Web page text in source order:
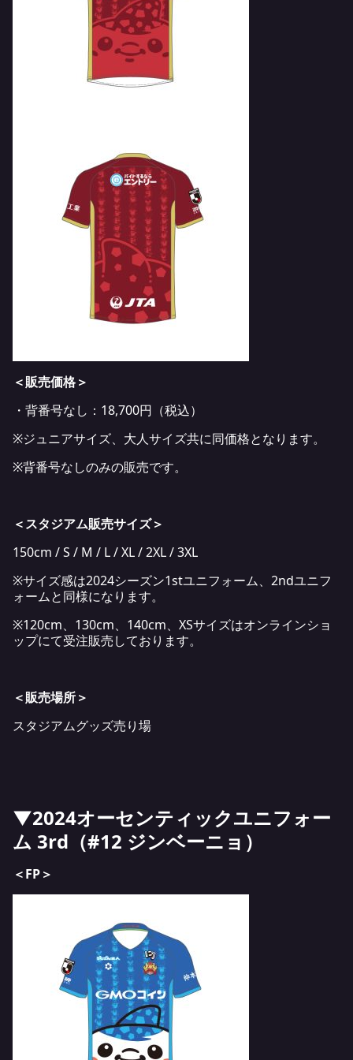
＜販売価格＞
・背番号なし：18,700円（税込）
※ジュニアサイズ、大人サイズ共に同価格となります。
※背番号なしのみの販売です。
＜スタジアム販売サイズ＞
150cm / S / M / L / XL / 2XL / 3XL
※サイズ感は2024シーズン1stユニフォーム、2ndユニフ
ォームと同様になります。
※120cm、130cm、140cm、XSサイズはオンラインショ
ップにて受注販売しております。
＜販売場所＞
スタジアムグッズ売り場
▼2024オーセンティックユニフォー
ム 3rd（#12 ジンベーニョ）
＜FP＞